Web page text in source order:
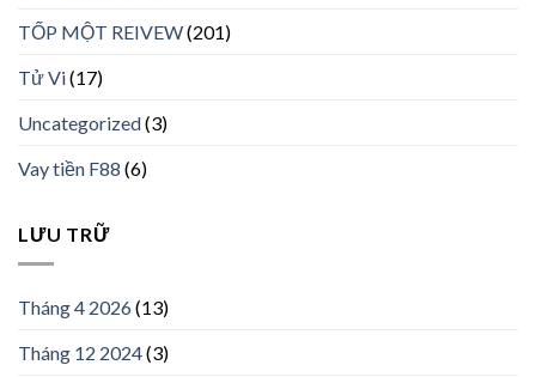
TỐP MỘT REIVEW(201)
Tử Vi(17)
Uncategorized(3)
Vay tiền F88 (6)
LƯU TRỮ
Tháng 4 2026(13)
Tháng 12 2024(3)